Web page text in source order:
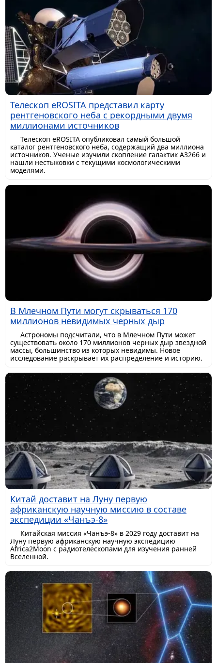
Телескоп eROSITA представил карту
рентгеновского неба с рекордными двумя
миллионами источников
Телескоп eROSITA опубликовал самый большой
каталог рентгеновского неба, содержащий два миллиона
источников. Ученые изучили скопление галактик A3266 и
нашли нестыковки с текущими космологическими
моделями.
В Млечном Пути могут скрываться 170
миллионов невидимых черных дыр
Астрономы подсчитали, что в Млечном Пути может
существовать около 170 миллионов черных дыр звездной
массы, большинство из которых невидимы. Новое
исследование раскрывает их распределение и историю.
Китай доставит на Луну первую
африканскую научную миссию в составе
экспедиции «Чанъэ-8»
Китайская миссия «Чанъэ-8» в 2029 году доставит на
Луну первую африканскую научную экспедицию
Africa2Moon с радиотелескопами для изучения ранней
Вселенной.